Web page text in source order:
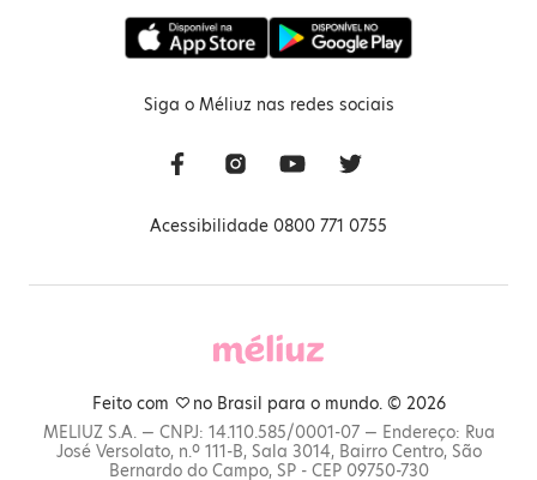
Siga o Méliuz nas redes sociais
Acessibilidade 0800 771 0755
Feito com
no Brasil para o mundo. © 2026
MELIUZ S.A. — CNPJ: 14.110.585/0001-07 — Endereço: Rua
José Versolato, n.º 111-B, Sala 3014, Bairro Centro, São
Bernardo do Campo, SP - CEP 09750-730